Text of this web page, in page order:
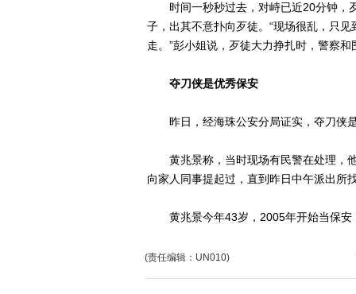
时间一秒秒过去，对峙已近20分钟，
子，出其不意扑向歹徒。“现场很乱，只
走。”彭小姐说，歹徒大力挣扎时，警察
夺刀侠是优秀保安
昨日，经海珠公安分局证实，夺刀侠
黄兆景称，当时现场有民警在处理，他
向家人同事提起过，直到昨日中午派出所
黄兆景今年43岁，2005年开始当保安
(责任编辑：UN010)